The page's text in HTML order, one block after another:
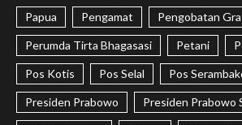
Papua Pengamat Pengobatan
Perumda Tirta Bhagasasi Petani
Pos Kotis Pos Selal Pos
Presiden Prabowo Presiden Prabowo